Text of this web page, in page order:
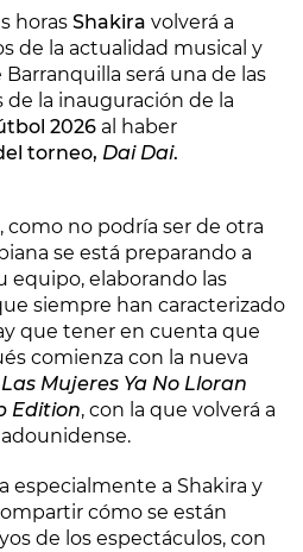
horas Shakira volverá a
de la actualidad musical y
será una de las
la inauguración de la
2026 al haber
torneo, Dai Dai.
como no podría ser de otra
se está preparando a
equipo, elaborando las
siempre han caracterizado
que tener en cuenta que
comienza con la nueva
Las Mujeres Ya No Lloran
Edition, con la que volverá a
especialmente a Shakira y
cómo se están
de los espectáculos, con